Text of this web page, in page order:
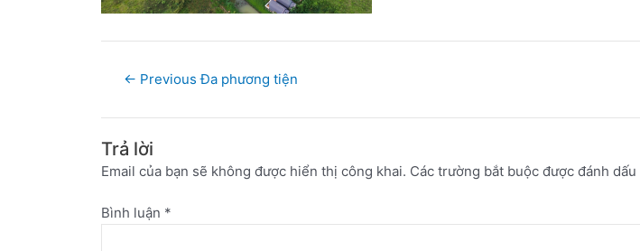
← Previous Đa phương tiện
Trả lời
Email của bạn sẽ không được hiển thị công khai. Các trường bắt buộc được đánh dấu
Bình luận *